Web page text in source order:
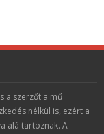
a szerzőt a mű
nélkül is, ezért a
alá tartoznak. A